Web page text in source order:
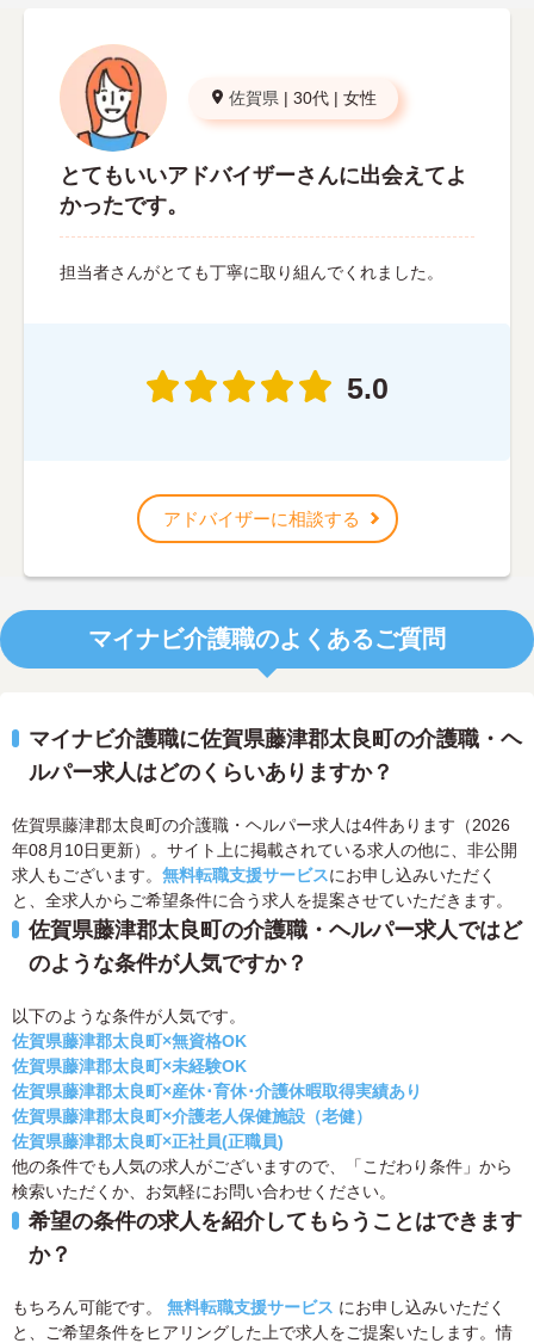
佐賀県 | 30代 | 女性
とてもいいアドバイザーさんに出会えてよ
かったです。
担当者さんがとても丁寧に取り組んでくれました。
5.0
アドバイザーに相談する
マイナビ介護職のよくあるご質問
マイナビ介護職に佐賀県藤津郡太良町の介護職・ヘ
ルパー求人はどのくらいありますか？
佐賀県藤津郡太良町の介護職・ヘルパー求人は4件あります（2026
年08月10日更新）。サイト上に掲載されている求人の他に、非公開
求人もございます。 無料転職支援サービスにお申し込みいただく
と、全求人からご希望条件に合う求人を提案させていただきます。
佐賀県藤津郡太良町の介護職・ヘルパー求人ではど
のような条件が人気ですか？
以下のような条件が人気です。
佐賀県藤津郡太良町×無資格OK
佐賀県藤津郡太良町×未経験OK
佐賀県藤津郡太良町×産休･育休･介護休暇取得実績あり
佐賀県藤津郡太良町×介護老人保健施設（老健）
佐賀県藤津郡太良町×正社員(正職員)
他の条件でも人気の求人がございますので、「こだわり条件」から
検索いただくか、お気軽にお問い合わせください。
希望の条件の求人を紹介してもらうことはできます
か？
もちろん可能です。 無料転職支援サービス にお申し込みいただく
と、ご希望条件をヒアリングした上で求人をご提案いたします。情